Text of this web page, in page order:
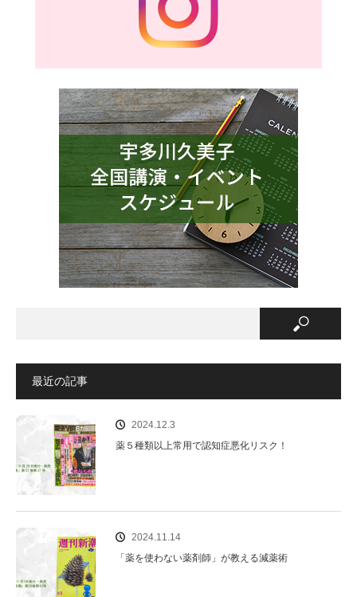
最近の記事
2024.12.3
薬５種類以上常用で認知症悪化リスク！
2024.11.14
「薬を使わない薬剤師」が教える減薬術